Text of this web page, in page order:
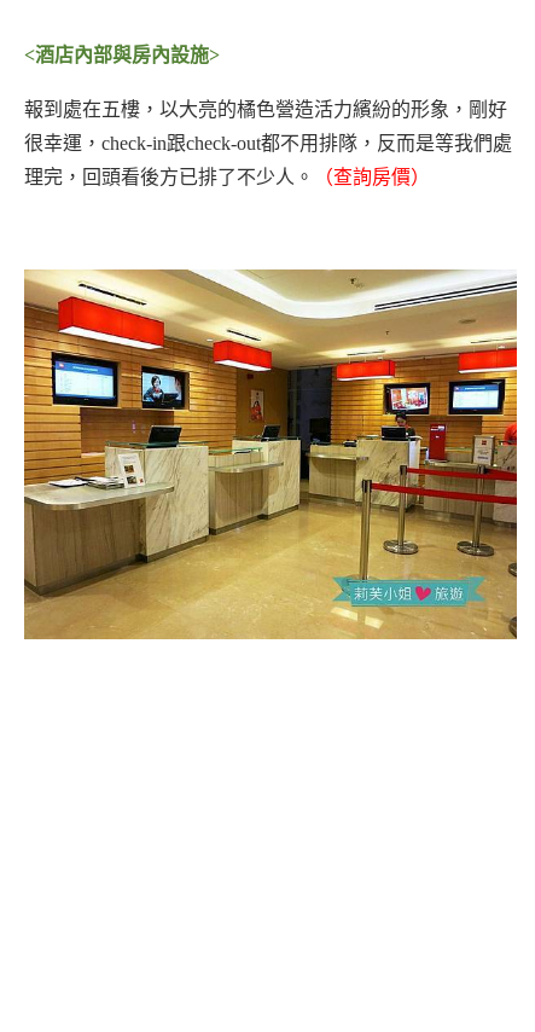
<酒店內部與房內設施>
報到處在五樓，以大亮的橘色營造活力繽紛的形象，剛好
很幸運，check-in跟check-out都不用排隊，反而是等我們處
理完，回頭看後方已排了不少人。
（查詢房價）